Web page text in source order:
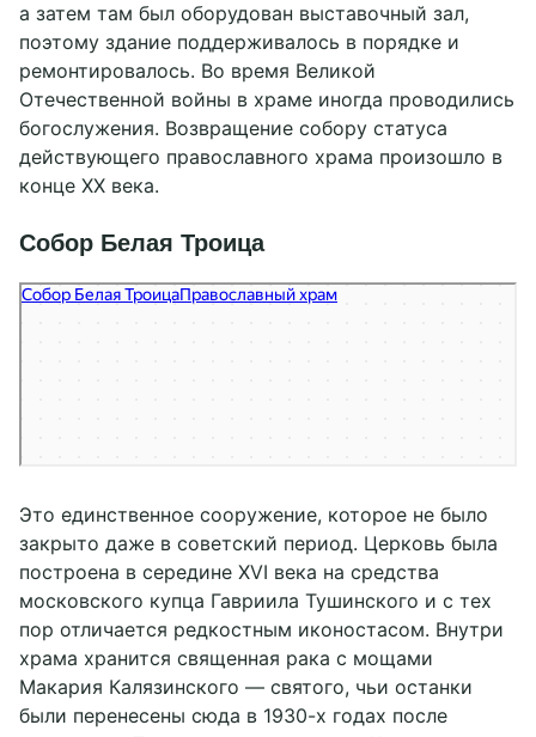
а затем там был оборудован выставочный зал,
поэтому здание поддерживалось в порядке и
ремонтировалось. Во время Великой
Отечественной войны в храме иногда проводились
богослужения. Возвращение собору статуса
действующего православного храма произошло в
конце XX века.
Собор Белая Троица
Собор Белая Троица
Православный храм в Твери
Это единственное сооружение, которое не было
закрыто даже в советский период. Церковь была
построена в середине XVI века на средства
московского купца Гавриила Тушинского и с тех
пор отличается редкостным иконостасом. Внутри
храма хранится священная рака с мощами
Макария Калязинского — святого, чьи останки
были перенесены сюда в 1930-х годах после